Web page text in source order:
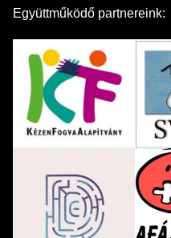
Együttműködő partnereink: